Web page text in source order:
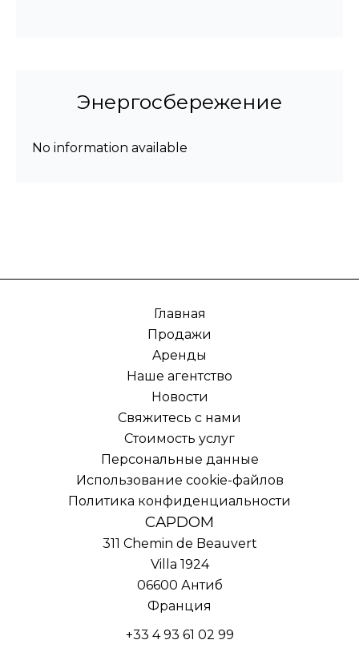
Энергосбережение
No information available
Главная
Продажи
Aренды
Наше агентство
Новости
Свяжитесь с нами
Стоимость услуг
Персональные данные
Использование cookie-файлов
Политика конфиденциальности
CAPDOM
311 Chemin de Beauvert
Villa 1924
06600 Антиб
Франция
+33 4 93 61 02 99